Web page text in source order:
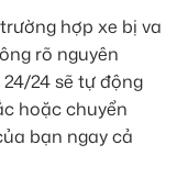
hợp xe bị va
rõ nguyên
24 sẽ tự động
hoặc chuyển
bạn ngay cả